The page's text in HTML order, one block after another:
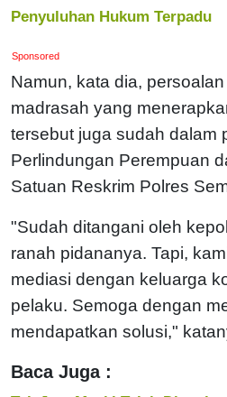
Penyuluhan Hukum Terpadu
Sponsored
Namun, kata dia,
madrasah yang
tersebut juga sudah dalam
Perlindungan Perempuan
Satuan Reskrim Polres
"Sudah ditangani oleh
ranah pidananya. Tapi,
mediasi dengan keluarga
pelaku. Semoga dengan
mendapatkan solusi,"
Baca Juga :